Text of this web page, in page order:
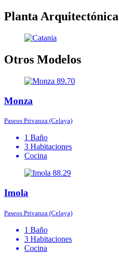
Planta Arquitectónica
Otros Modelos
89.70
Monza
Paseos Privanza (Celaya)
1 Baño
3 Habitaciones
Cocina
88.29
Imola
Paseos Privanza (Celaya)
1 Baño
3 Habitaciones
Cocina